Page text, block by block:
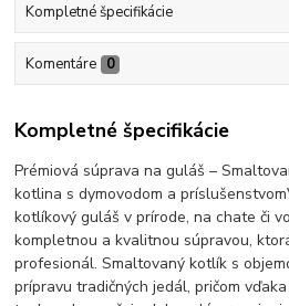
Kompletné špecifikácie
Komentáre 0
Kompletné špecifikácie
Prémiová súprava na guláš –
kotlina s dymovodom a
kotlíkový guláš v prírode, na chate či
kompletnou a kvalitnou súpravou,
profesionál. Smaltovaný kotlík s
prípravu tradičných jedál, pričom